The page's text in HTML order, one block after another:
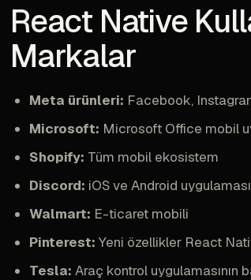
React Native
Markalar
Meta ürünleri: Facebook,
Microsoft: Microsoft Office mobil
Shopify: Tüm mobil ekosistem
Discord: iOS ve Android uygulaması
Walmart: E-ticaret mobili
Pinterest: Yeni özellikler React
Tesla: Araç kontrol uygulamasının